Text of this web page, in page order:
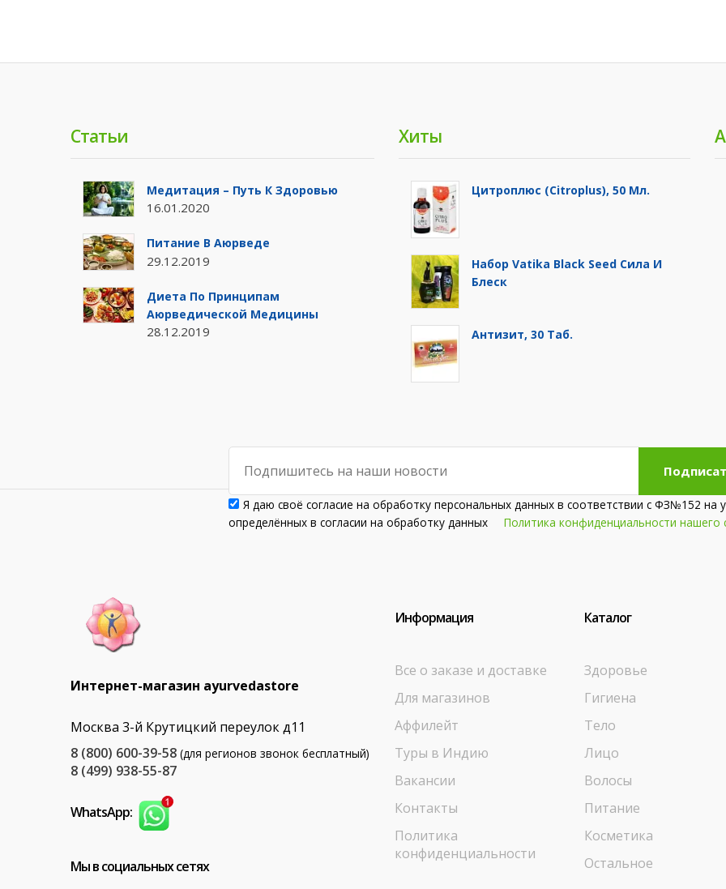
Статьи
Медитация – Путь К Здоровью
16.01.2020
Питание В Аюрведе
29.12.2019
Диета По Принципам
Аюрведической Медицины
28.12.2019
Хиты
Цитроплюс (Citroplus), 50 Мл.
Набор Vatika Black Seed Сила И
Блеск
Антизит, 30 Таб.
Я даю своё согласие на обработку персональных данных в соответствии с ФЗ№152 на
определённых в согласии на обработку данных Политика конфиденциальности нашего
Интернет-магазин ayurvedastore
Москва 3-й Крутицкий переулок д11
8 (800) 600-39-58 (для регионов звонок бесплатный)
8 (499) 938-55-87
WhatsApp:
Мы в социальных сетях
Информация
Все о заказе и доставке
Для магазинов
Аффилейт
Туры в Индию
Вакансии
Контакты
Политика
конфиденциальности
Каталог
Здоровье
Гигиена
Тело
Лицо
Волосы
Питание
Косметика
Остальное